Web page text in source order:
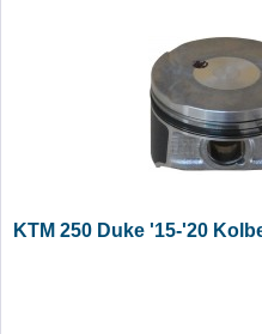
KTM 250 Duke '15-'20